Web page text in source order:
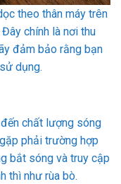
theo thân máy trên
chính là nơi thu
đảm bảo rằng bạn
dụng.
chất lượng sóng
phải trường hợp
bắt sóng và truy cập
thì như rùa bò.